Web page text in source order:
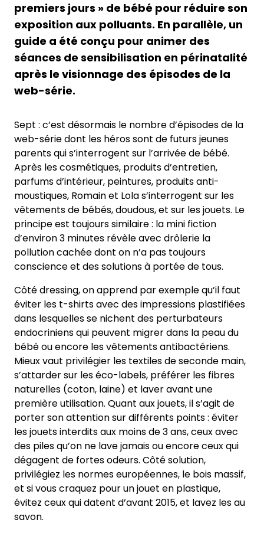
premiers jours » de bébé pour réduire son
exposition aux polluants. En parallèle, un
guide a été conçu pour animer des
séances de sensibilisation en périnatalité
après le visionnage des épisodes de la
web-série.
Sept : c’est désormais le nombre d’épisodes de la
web-série dont les héros sont de futurs jeunes
parents qui s’interrogent sur l’arrivée de bébé.
Après les cosmétiques, produits d’entretien,
parfums d’intérieur, peintures, produits anti-
moustiques, Romain et Lola s’interrogent sur les
vêtements de bébés, doudous, et sur les jouets. Le
principe est toujours similaire : la mini fiction
d’environ 3 minutes révèle avec drôlerie la
pollution cachée dont on n’a pas toujours
conscience et des solutions à portée de tous.
Côté dressing, on apprend par exemple qu’il faut
éviter les t-shirts avec des impressions plastifiées
dans lesquelles se nichent des perturbateurs
endocriniens qui peuvent migrer dans la peau du
bébé ou encore les vêtements antibactériens.
Mieux vaut privilégier les textiles de seconde main,
s’attarder sur les éco-labels, préférer les fibres
naturelles (coton, laine) et laver avant une
première utilisation. Quant aux jouets, il s’agit de
porter son attention sur différents points : éviter
les jouets interdits aux moins de 3 ans, ceux avec
des piles qu’on ne lave jamais ou encore ceux qui
dégagent de fortes odeurs. Côté solution,
privilégiez les normes européennes, le bois massif,
et si vous craquez pour un jouet en plastique,
évitez ceux qui datent d’avant 2015, et lavez les au
savon.